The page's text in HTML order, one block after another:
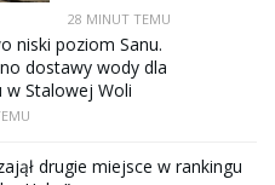
28 MINUT TEMU
niski poziom Sanu.
dostawy wody dla
w Stalowej Woli
drugie miejsce w rankingu